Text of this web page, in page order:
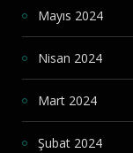
Mayıs 2024
Nisan 2024
Mart 2024
Şubat 2024